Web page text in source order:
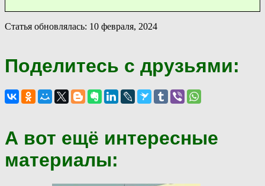
Статья обновлялась: 10 февраля, 2024
Поделитесь с друзьями:
А вот ещё интересные
материалы: